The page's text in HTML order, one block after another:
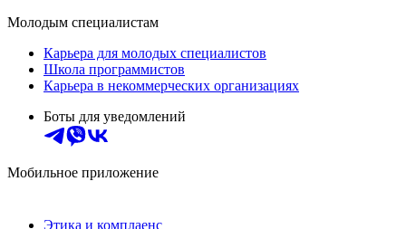
Молодым специалистам
Карьера для молодых специалистов
Школа программистов
Карьера в некоммерческих организациях
Боты для уведомлений
Мобильное приложение
Этика и комплаенс